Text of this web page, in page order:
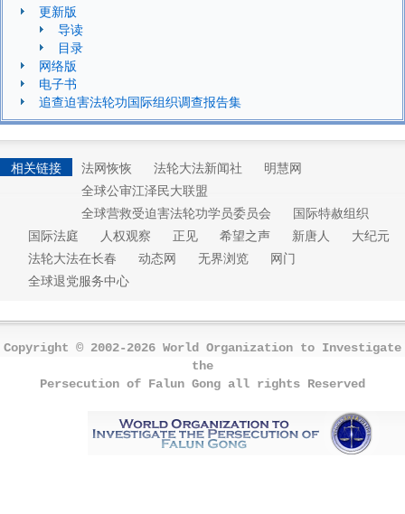
更新版
导读
目录
网络版
电子书
追查迫害法轮功国际组织调查报告集
相关链接 法网恢恢 法轮大法新闻社
明慧网
全球公审江泽民大联盟
全球营救受迫害法轮功学员委员会
国际特赦组织
国际法庭
人权观察 正见 希望之声 新唐人
大纪元
法轮大法在长春
动态网 无界浏览
网门
全球退党服务中心
Copyright © 2002-2026 World Organization to Investigate
the
Persecution of Falun Gong all rights Reserved